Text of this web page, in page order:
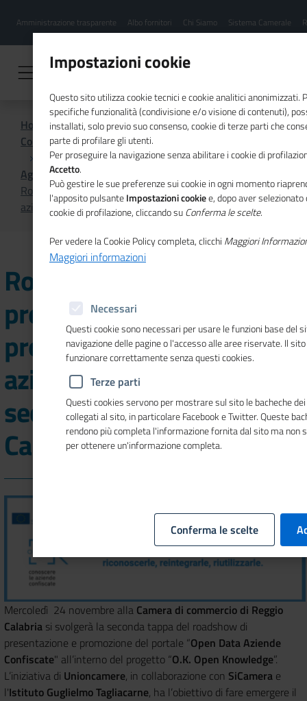
contenuto
Menu
hamburgher
Amministrazione trasparente Albo fornitori Chi Siamo Sistema Camerale
Home
Comunicazione istituzionale per il sistema camerale
Agenda
Roadshow di presentazione del progetto open data
aziende confiscate: seconda tappa a Reggio Calabria
Roadshow di
presentazione del
progetto open data
aziende confiscate:
seconda tappa a Reggio
Calabria
Mercoledì 24 novembre alla Camera di commercio di Reggio
Calabria si svolgerà la seconda tappa del roadshow di
presentazione e promozione del portale “Open Data Aziende
Confiscate" all’interno del progetto “O.K. Open Knowledge”.
L’iniziativa di Unioncamere, in collaborazione con SiCamera e
l'Istituto GuglielmoTagliacarne, ha l’obiettivo di fare emergere il
Impostazioni cookie
Questo sito utilizza cookie tecnici e cookie analitici anonimizzati.
specifiche funzionalità (condivisione e/o visione di contenuti),
installati, solo previo suo consenso, cookie di terze parti che
parte di profilare gli utenti.
Per proseguire la navigazione senza abilitare i cookie di
Accetto.
Può gestire le sue preferenze sui cookie in ogni momento
l'apposito pulsanteImpostazioni cookiee, dopo aver
cookie di profilazione, cliccando suConferma le scelte.
Per vedere la Cookie Policy completa, clicchi Maggiori
Maggiori informazioni
Necessari
Questi cookie sono necessari per usare le funzioni base del
navigazione delle pagine o l'accesso alle aree riservate. Il
funzionare correttamente senza questi cookies.
Terze parti
Questi cookies servono per mostrare sul sito le bacheche
collegati al sito, in particolare Facebook e Twitter. Queste
rendono più completa l'informazione fornita dal sito ma non
per ottenere un'informazione completa.
Conferma le scelte